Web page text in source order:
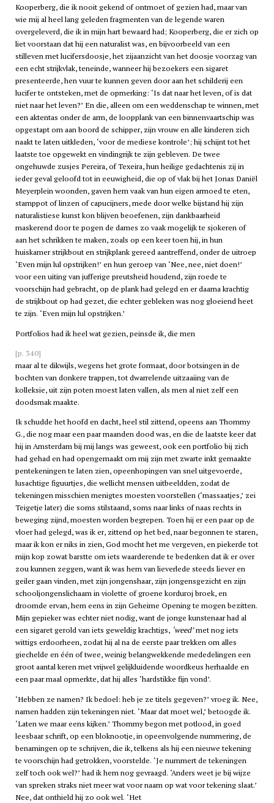
Kooperberg, die ik nooit gekend of ontmoet of gezien had, maar van
wie mij al heel lang geleden fragmenten van de legende waren
overgeleverd, die ik in mijn hart bewaard had; Kooperberg, die er zich op
liet voorstaan dat hij een naturalist was, en bijvoorbeeld van een
stilleven met lucifersdoosje, het zijaanzicht van het doosje voorzag van
een echt strijkvlak, teneinde, wanneer hij bezoekers een sigaret
presenteerde, hen vuur te kunnen geven door aan het schilderij een
lucifer te ontsteken, met de opmerking: ‘Is dat naar het leven, of is dat
niet naar het leven?’ En die, alleen om een weddenschap te winnen, met
een aktentas onder de arm, de loopplank van een binnenvaartschip was
opgestapt om aan boord de schipper, zijn vrouw en alle kinderen zich
naakt te laten uitkleden, ‘voor de mediese kontrole’; hij schijnt tot het
laatste toe opgewekt en vindingrijk te zijn gebleven. De twee
ongehuwde zusjes Pereira, of Texeira, hun heilige gedachtenis zij in
ieder geval geloofd tot in eeuwigheid, die op of vlak bij het Jonas Daniël
Meyerplein woonden, gaven hem vaak van hun eigen armoed te eten,
stamppot of linzen of capucijners, mede door welke bijstand hij zijn
naturalistiese kunst kon blijven beoefenen, zijn dankbaarheid
maskerend door te pogen de dames zo vaak mogelijk te sjokeren of
aan het schrikken te maken, zoals op een keer toen hij, in hun
huiskamer strijkbout en strijkplank gereed aantreffend, onder de uitroep
‘Even mijn lul opstrijken!’ en hun geroep van ‘Nee, nee, niet doen!’
voor een uiting van jufferige preutsheid houdend, zijn roede te
voorschijn had gebracht, op de plank had gelegd en er daarna krachtig
de strijkbout op had gezet, die echter gebleken was nog gloeiend heet
te zijn. ‘Even mijn lul opstrijken.’
Portfolios had ik heel wat gezien, peinsde ik, die men
[p. 340]
maar al te dikwijls, wegens het grote formaat, door botsingen in de
bochten van donkere trappen, tot dwarrelende uitzaaiing van de
kolleksie, uit zijn poten moest laten vallen, als men al niet zelf een
doodsmak maakte.
Ik schudde het hoofd en dacht, heel stil zittend, opeens aan Thommy
G., die nog maar een paar maanden dood was, en die de laatste keer dat
hij in Amsterdam bij mij langs was geweest, ook een portfolio bij zich
had gehad en had opengemaakt om mij zijn met zwarte inkt gemaakte
pentekeningen te laten zien, opeenhopingen van snel uitgevoerde,
lusachtige figuurtjes, die wellicht mensen uitbeeldden, zodat de
tekeningen misschien menigtes moesten voorstellen (‘massaatjes,’ zei
Teigetje later) die soms stilstaand, soms naar links of naas rechts in
beweging zijnd, moesten worden begrepen. Toen hij er een paar op de
vloer had gelegd, was ik er, zittend op het bed, naar begonnen te staren,
maar ik kon er niks in zien, God mocht het me vergeven, en piekerde tot
mijn kop zowat barstte om iets waarderende te bedenken dat ik er over
zou kunnen zeggen, want ik was hem van lieverlede steeds liever en
geiler gaan vinden, met zijn jongenshaar, zijn jongensgezicht en zijn
schooljongenslichaam in violette of groene korduroj broek, en
droomde ervan, hem eens in zijn Geheime Opening te mogen bezitten.
Mijn gepieker was echter niet nodig, want de jonge kunstenaar had al
een sigaret gerold van iets geweldig krachtigs, ‘weed’met nog iets
wittigs erdoorheen, zodat hij al na de eerste paar trekken om alles
giechelde en één of twee, weinig belangwekkende mededelingen een
groot aantal keren met vrijwel gelijkluidende woordkeus herhaalde en
een paar maal opmerkte, dat hij alles ‘hardstikke fijn vond’.
‘Hebben ze namen? Ik bedoel: heb je ze titels gegeven?’ vroeg ik. Nee,
namen hadden zijn tekeningen niet. ‘Maar dat moet wel,’ betoogde ik.
‘Laten we maar eens kijken.’ Thommy begon met potlood, in goed
leesbaar schrift, op een bloknootje, in opeenvolgende nummering, de
benamingen op te schrijven, die ik, telkens als hij een nieuwe tekening
te voorschijn had getrokken, voorstelde. ‘Je nummert de tekeningen
zelf toch ook wel?’ had ik hem nog gevraagd. ‘Anders weet je bij wijze
van spreken straks niet meer wat voor naam op wat voor tekening slaat.’
Nee, dat onthield hij zo ook wel. ‘Het